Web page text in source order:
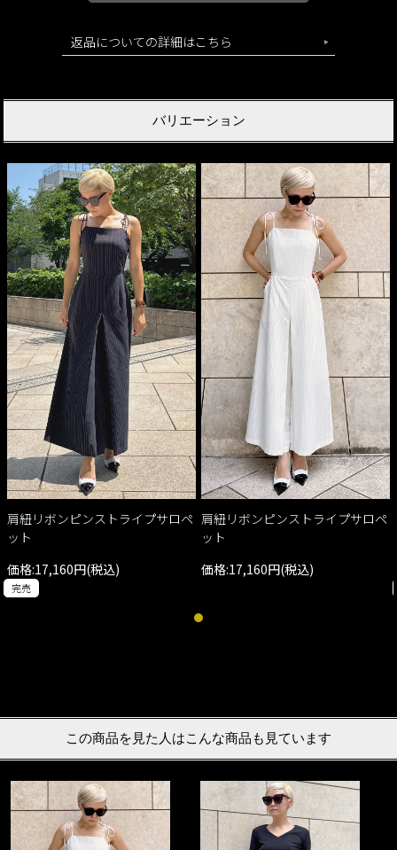
返品についての詳細はこちら
バリエーション
肩紐リボンピンストライプサロペ
ット
価格:17,160円(税込)
完売
肩紐リボンピンストライプサロペ
ット
価格:17,160円(税込)
この商品を見た人はこんな商品も見ています